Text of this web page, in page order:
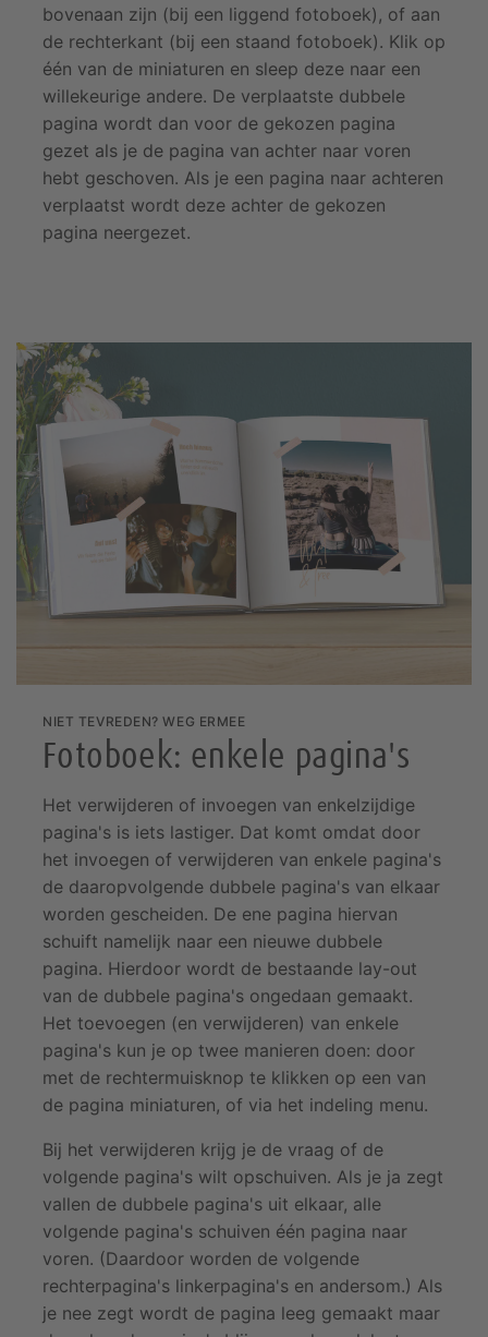
bovenaan zijn (bij een liggend fotoboek), of aan
de rechterkant (bij een staand fotoboek). Klik op
één van de miniaturen en sleep deze naar een
willekeurige andere. De verplaatste dubbele
pagina wordt dan voor de gekozen pagina
gezet als je de pagina van achter naar voren
hebt geschoven. Als je een pagina naar achteren
verplaatst wordt deze achter de gekozen
pagina neergezet.
NIET TEVREDEN? WEG ERMEE
Fotoboek: enkele pagina's
Het verwijderen of invoegen van enkelzijdige
pagina's is iets lastiger. Dat komt omdat door
het invoegen of verwijderen van enkele pagina's
de daaropvolgende dubbele pagina's van elkaar
worden gescheiden. De ene pagina hiervan
schuift namelijk naar een nieuwe dubbele
pagina. Hierdoor wordt de bestaande lay-out
van de dubbele pagina's ongedaan gemaakt.
Het toevoegen (en verwijderen) van enkele
pagina's kun je op twee manieren doen: door
met de rechtermuisknop te klikken op een van
de pagina miniaturen, of via het indeling menu.
Bij het verwijderen krijg je de vraag of de
volgende pagina's wilt opschuiven. Als je ja zegt
vallen de dubbele pagina's uit elkaar, alle
volgende pagina's schuiven één pagina naar
voren. (Daardoor worden de volgende
rechterpagina's linkerpagina's en andersom.) Als
je nee zegt wordt de pagina leeg gemaakt maar